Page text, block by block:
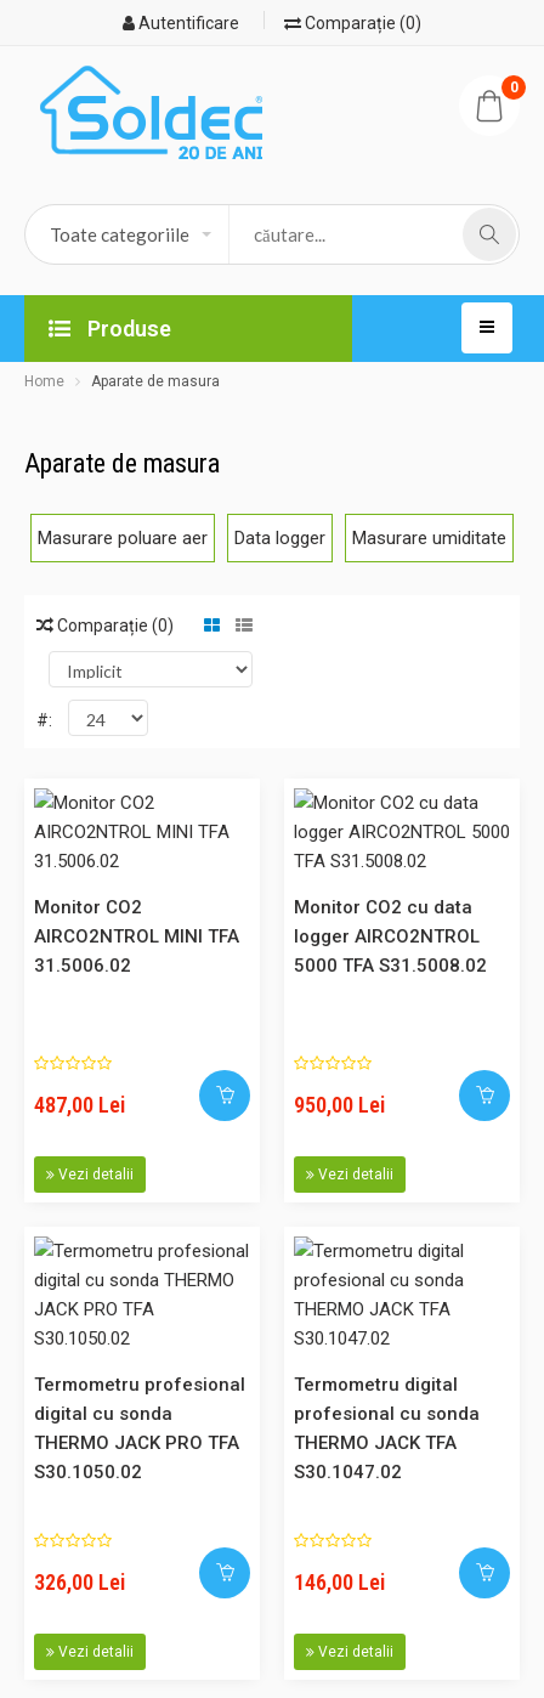
Autentificare Comparație (0)
0
Produse
Home Aparate de masura
Aparate de masura
Masurare poluare aer Data logger Masurare umiditate
Comparație (0)
#:
Monitor CO2 AIRCO2NTROL MINI TFA 31.5006.02
Monitor CO2 AIRCO2NTROL MINI TFA 31.5006.02 Pentru
monitorizarea concentrația de CO2 din încăperi Afișarea
concentrației de CO2 și a temperaturii interioare Afișaj
Comparaţie
Monitor CO2 cu data logger AIRCO2NTROL 5000 TFA
CO2 în încăperi Măsurarea nivelului de CO2 cu
indicații colorate Afișare CO2, temperatură, umiditate, dată și
de înregis..
Monitor CO2
AIRCO2NTROL MINI TFA
31.5006.02
487,00 Lei
Vezi detalii
Monitor CO2 cu data
logger AIRCO2NTROL
5000 TFA S31.5008.02
950,00 Lei
Vezi detalii
Termometru profesional
digital cu sonda
THERMO JACK PRO TFA
S30.1050.02
326,00 Lei
Vezi detalii
Termometru digital
profesional cu sonda
THERMO JACK TFA
S30.1047.02
146,00 Lei
Vezi detalii